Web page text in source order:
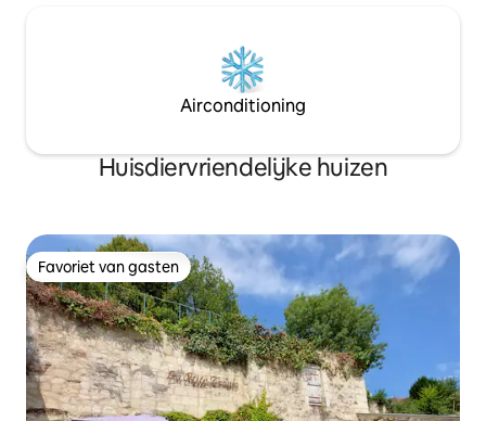
Airconditioning
Huisdiervriendelijke huizen
Favoriet van gasten
Favoriet van gasten